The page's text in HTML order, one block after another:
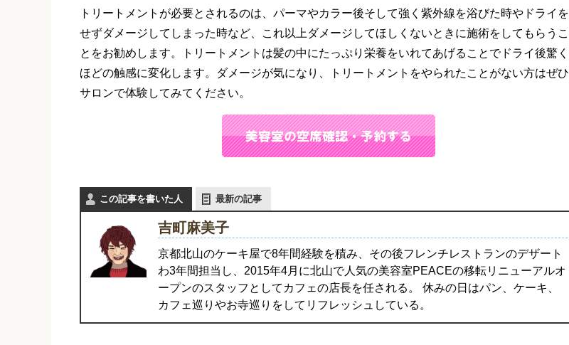
トリートメントが必要とされるのは、パーマやカラー後そして強く紫外線を浴びた時やドライを
せずダメージしてしまった時など、これ以上ダメージしてほしくないときに施術をしてもらうこ
とをお勧めします。トリートメントは髪の中にたっぷり栄養をいれてあげることでドライ後驚く
ほどの触感に変化します。ダメージが気になり、トリートメントをやられたことがない方はぜひ
サロンで体験してみてください。
この記事を書いた人 最新の記事
吉町麻美子
京都北山のケーキ屋で8年間経験を積み、その後フレンチレストランのデザート
わ3年間担当し、2015年4月に北山で人気の美容室PEACEの移転リニューアルオ
ープンのスタッフとしてカフェの店長を任される。 休みの日はパン、ケーキ、
カフェ巡りやお寺巡りをしてリフレッシュしている。